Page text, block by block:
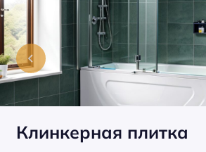
т
к
а
д
л
Клинкерная плитка